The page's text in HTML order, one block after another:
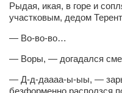
Врач
Оптика —
Рыдая, икая, в горе и
участковым, дедом
— Во-во-во…
— Воры, — догадался
— Д-д-даааа-ы-ыы, —
безформенно расползся